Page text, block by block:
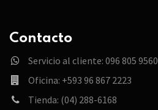
Contacto
Servicio al cliente: 096 805 9560
Oficina: +593 96 867 2223
Tienda: (04) 288-6168